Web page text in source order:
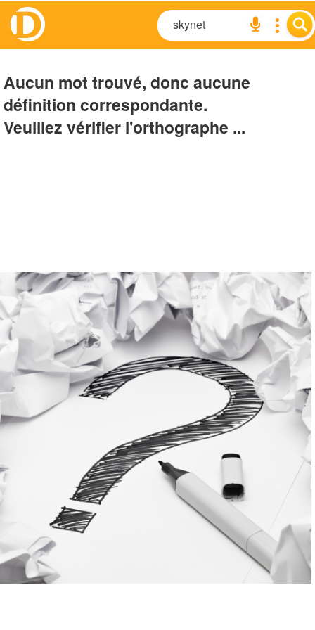
Aucun mot trouvé, donc aucune
définition correspondante.
Veuillez vérifier l'orthographe ...